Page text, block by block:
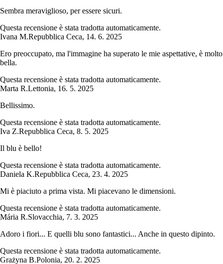
Sembra meraviglioso, per essere sicuri.
Questa recensione è stata tradotta automaticamente.
Ivana M.Repubblica Ceca, 14. 6. 2025
Ero preoccupato, ma l'immagine ha superato le mie aspettative, è molto
bella.
Questa recensione è stata tradotta automaticamente.
Marta R.Lettonia, 16. 5. 2025
Bellissimo.
Questa recensione è stata tradotta automaticamente.
Iva Z.Repubblica Ceca, 8. 5. 2025
Il blu è bello!
Questa recensione è stata tradotta automaticamente.
Daniela K.Repubblica Ceca, 23. 4. 2025
Mi è piaciuto a prima vista. Mi piacevano le dimensioni.
Questa recensione è stata tradotta automaticamente.
Mária R.Slovacchia, 7. 3. 2025
Adoro i fiori... E quelli blu sono fantastici... Anche in questo dipinto.
Questa recensione è stata tradotta automaticamente.
Grażyna B.Polonia, 20. 2. 2025